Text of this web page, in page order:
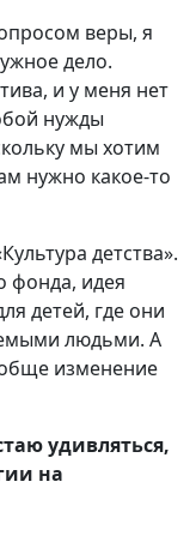
веры, я
дело.
и у меня нет
нужды
мы хотим
нужно какое-то
детства».
фонда, идея
детей, где они
людьми. А
изменение
удивляться,
на